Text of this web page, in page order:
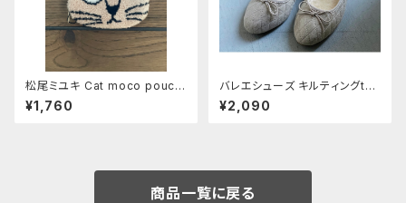
松尾ミユキ Cat moco pouch
《Pumpkin》
¥1,760
バレエシューズ キルティングtyp
e＋内ボア 《ライトベージュ》
¥2,090
商品一覧に戻る